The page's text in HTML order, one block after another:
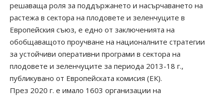
решаваща роля за поддържането и насърчаването на
растежа в сектора на плодовете и зеленчуците в
Европейския съюз, е едно от заключенията на
обобщаващото проучване на националните стратегии
за устойчиви оперативни програми в сектора на
плодовете и зеленчуците за периода 2013-18 г.,
публикувано от Европейската комисия (ЕК).
През 2020 г. е имало 1603 организации на